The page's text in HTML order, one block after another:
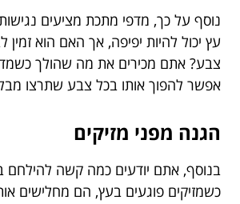
נוסף על כך, מדפי מתכת מציעים נגישות
עץ יכול להיות יפיפה, אך האם הוא
צבע? אתם מכירים את מה שהולך
אפשר להפוך אותו בכל צבע שתרצו
הגנה מפני מזיקים
בנוסף, אתם יודעים כמה קשה להילחם
כשמזיקים פוגעים בעץ, הם מחלישים